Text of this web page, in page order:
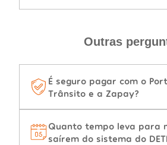
Outras
É seguro pagar com o
Trânsito e a Zapay?
Quanto tempo leva para
saírem do sistema do